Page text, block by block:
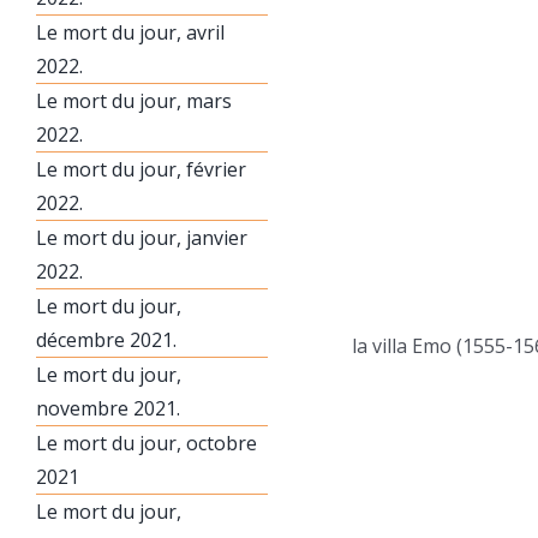
la villa Emo (1555-
Le mort du jour, avril
2022.
Le mort du jour, mars
2022.
Le mort du jour, février
2022.
Le mort du jour, janvier
2022.
Le mort du jour,
décembre 2021.
Le mort du jour,
novembre 2021.
Le mort du jour, octobre
2021
Le mort du jour,